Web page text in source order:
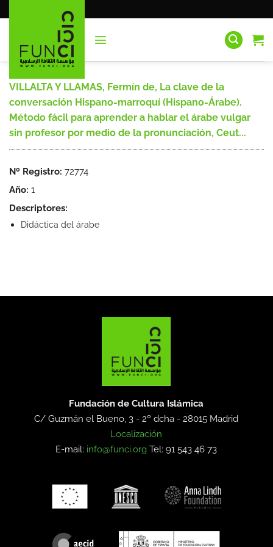
al
VILLALTA Y LLAMAS, Fermín de, La clave de la
conversación Hispano-marroquí (Hispano-Árabe).
Método fácil para aprender a hablar el árabe vulgar
sin profesor por medio de la pronunciación, Ceut...
Nº Registro: 72774
Año: 1
Descriptores:
Didáctica del árabe
Fundación de Cultura Islámica
C/ Guzmán el Bueno, 3 - 2º dcha -28015 Madrid
Localización
E-mail: info@funci.org Tel: 91 543 46 73